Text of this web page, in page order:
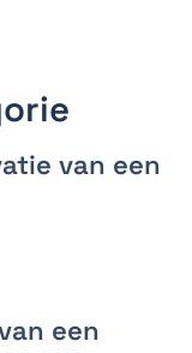
van een
een